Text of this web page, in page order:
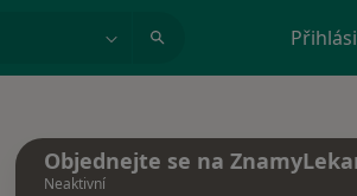
Objednejte se na
Neaktivní